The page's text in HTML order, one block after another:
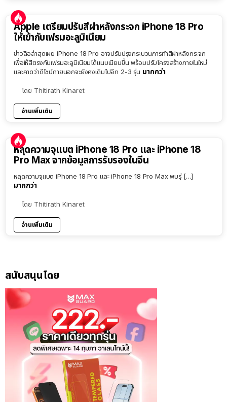
Apple เตรียมปรับสีฝาหลังกระจก iPhone 18 Pro
ให้เข้ากับเฟรมอะลูมิเนียม
ข่าวลือล่าสุดเผย iPhone 18 Pro อาจปรับปรุงกระบวนการทำสีฝาหลังกระจก
เพื่อให้สีตรงกับเฟรมอะลูมิเนียมได้แนบเนียนขึ้น พร้อมปรับโครงสร้างภายในใหม่
และคาดว่าดีไซน์ภายนอกจะยังคงเดิมไปอีก 2-3 รุ่น มากกว่า
โดย Thitirath Kinaret
อ่านเพิ่มเติม
หลุดความจุแบต iPhone 18 Pro และ iPhone 18
Pro Max จากข้อมูลการรับรองในจีน
หลุดความจุแบต iPhone 18 Pro และ iPhone 18 Pro Max พบรุ่ […]
มากกว่า
โดย Thitirath Kinaret
อ่านเพิ่มเติม
สนับสนุนโดย